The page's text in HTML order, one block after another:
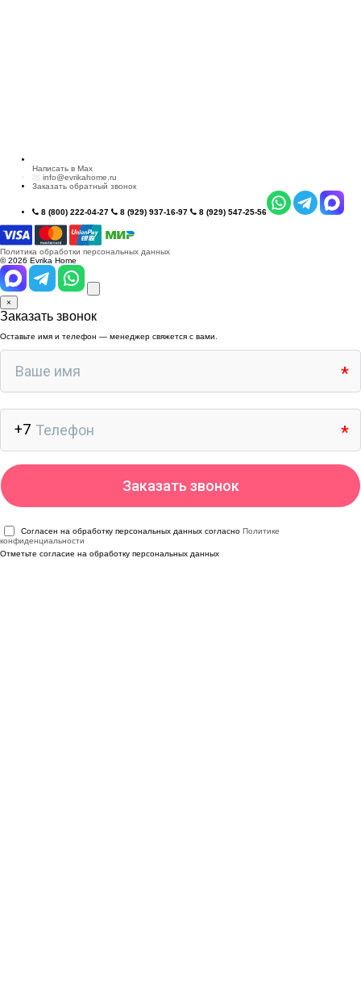
Написать в Max
info@evrikahome.ru
Заказать обратный звонок
8 (800) 222-04-27 8 (929) 937-16-97 8 (929) 547-25-56
Политика обработки персональных данных
© 2026 Evrika Home
×
Заказать звонок
Оставьте имя и телефон — менеджер свяжется с вами.
Согласен на обработку персональных данных согласно Политике
конфиденциальности
Отметьте согласие на обработку персональных данных